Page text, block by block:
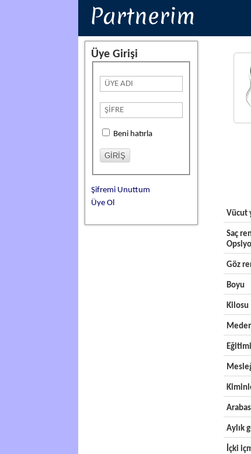
Partnerim
Üye Girişi
Beni hatırla
Şifremi Unuttum
Üye Ol
Vücut
Saç
Göz
Boyu
Kilosu
Eğitimi
Aylık
İçki